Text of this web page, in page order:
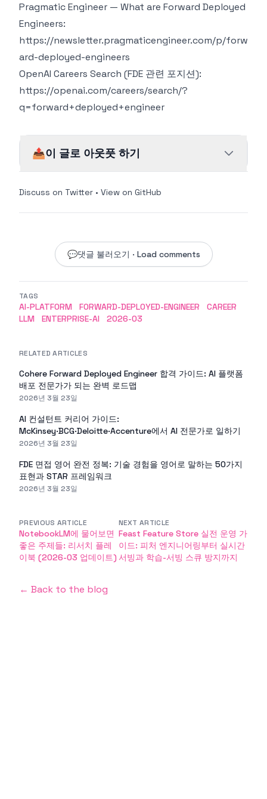
Pragmatic Engineer — What are Forward Deployed
Engineers:
https://newsletter.pragmaticengineer.com/p/forw
ard-deployed-engineers
OpenAI Careers Search (FDE 관련 포지션):
https://openai.com/careers/search/?
q=forward+deployed+engineer
📤이 글로 아웃풋 하기
Discuss on Twitter • View on GitHub
💬댓글 불러오기 · Load comments
TAGS
AI-PLATFORM FORWARD-DEPLOYED-ENGINEER
CAREER
LLM
ENTERPRISE-AI 2026-03
RELATED ARTICLES
Cohere Forward Deployed Engineer 합격 가이드: AI 플랫폼
배포 전문가가 되는 완벽 로드맵
2026년 3월 23일
AI 컨설턴트 커리어 가이드:
McKinsey·BCG·Deloitte·Accenture에서 AI 전문가로 일하기
2026년 3월 23일
FDE 면접 영어 완전 정복: 기술 경험을 영어로 말하는 50가지
표현과 STAR 프레임워크
2026년 3월 23일
PREVIOUS ARTICLE
NotebookLM에 물어보면
좋은 주제들: 리서치 플레
이북 (2026-03 업데이트)
NEXT ARTICLE
Feast Feature Store 실전 운영 가
이드: 피처 엔지니어링부터 실시간
서빙과 학습-서빙 스큐 방지까지
← Back to the blog